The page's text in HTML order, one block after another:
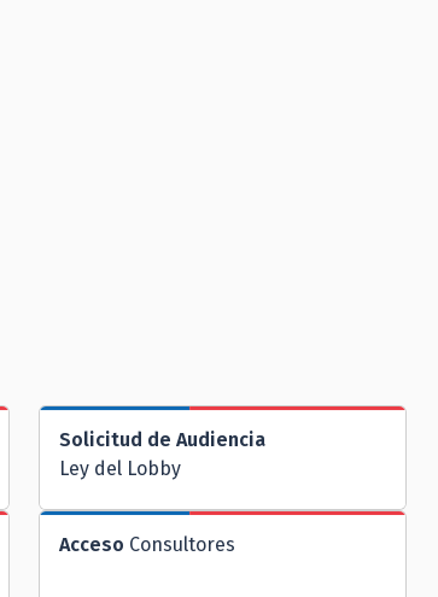
Solicitud de Audiencia
Ley del Lobby
Acceso Consultores